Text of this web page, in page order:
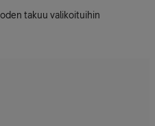
takuu valikoituihin